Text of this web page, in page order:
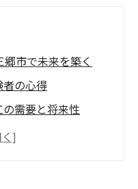
市で未来を築く
の心得
需要と将来性
描く方法